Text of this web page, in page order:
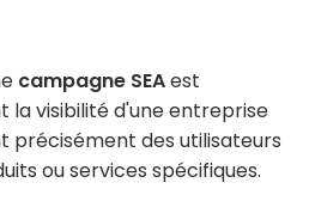
campagne SEAest
visibilité d'une entreprise
précisément des utilisateurs
ou services spécifiques.